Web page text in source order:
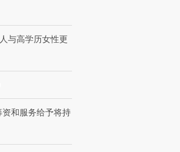
式·第三对
住三大增长引擎是什么？
与高学历女性更
和服务给予将持